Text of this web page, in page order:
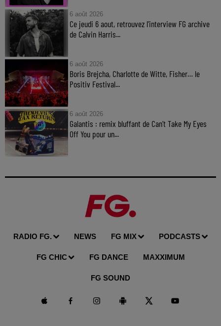
6 août 2026
Ce jeudi 6 aout, retrouvez l'interview FG archive
de Calvin Harris...
6 août 2026
Boris Brejcha, Charlotte de Witte, Fisher… le
Positiv Festival...
6 août 2026
Galantis : remix bluffant de Can’t Take My Eyes
Off You pour un...
RADIO FG. NEWS FG MIX PODCASTS
FG CHIC FG DANCE MAXXIMUM
FG SOUND